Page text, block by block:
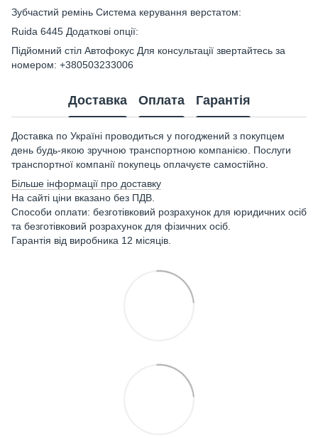
Зубчастий ремінь Система керування верстатом:
Ruida 6445 Додаткові опції:
Підйомний стіл Автофокус Для консультації звертайтесь за
номером: +380503233006
Доставка Оплата Гарантія
Доставка по Україні проводиться у погоджений з покупцем
день будь-якою зручною транспортною компанією. Послуги
транспортної компанії покупець оплачуєте самостійно.
Більше інформації про доставку
На сайті ціни вказано без ПДВ.
Способи оплати: безготівковий розрахунок для юридичних осіб
та безготівковий розрахунок для фізичних осіб.
Гарантія від виробника 12 місяців.